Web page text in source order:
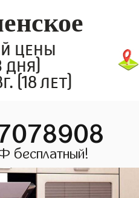
цены
дня)
(18 лет)
бесплатный!